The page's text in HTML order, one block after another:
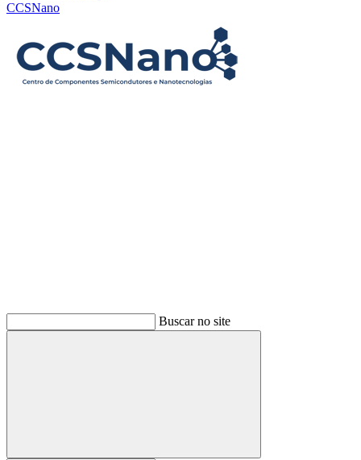
CCSNano
Buscar no site